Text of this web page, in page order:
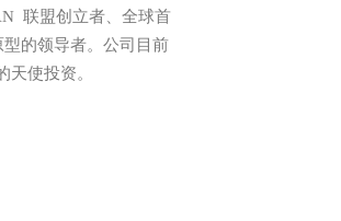
联盟创立者、全球首
的领导者。公司目前
使投资。